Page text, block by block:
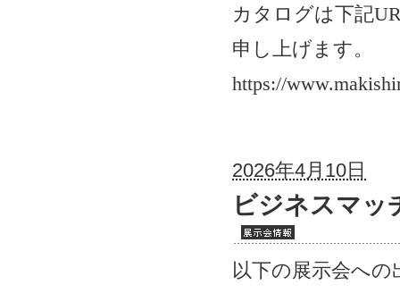
カタログは下記
申し上げます。
https://
2026年4月10日
ビジネスマッ
以下の展示会へ